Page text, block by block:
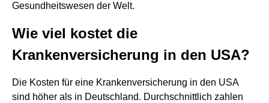
Gesundheitswesen der Welt.
Wie viel kostet die
Krankenversicherung in den USA?
Die Kosten für eine Krankenversicherung in den USA
sind höher als in Deutschland. Durchschnittlich zahlen